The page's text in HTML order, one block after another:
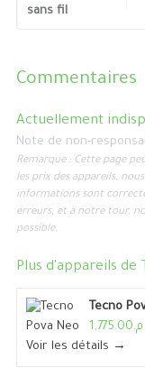
sans fil
Commentaires
Actuellement
Note de non-
Remarque : Cette page
les prix des appareils,
informations sont
erreurs, et à notre tour,
possible.
Plus d'appareils de
Tecno
Voir les détails →